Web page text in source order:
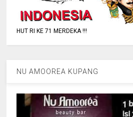
HUT RI KE 71 MERDEKA !!!
NU AMOOREA KUPANG